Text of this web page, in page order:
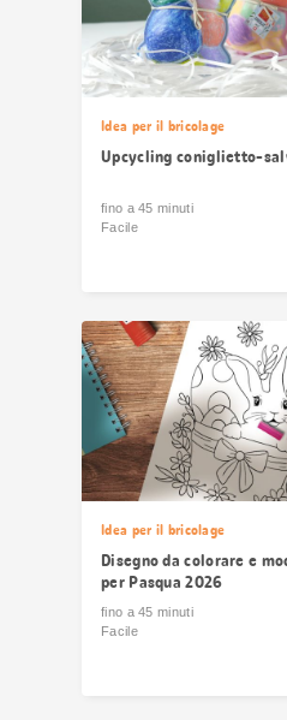
Idea per il bricolage
Upcycling coniglietto-
fino a 45 minuti
Facile
Idea per il bricolage
Disegno da colorare e
per Pasqua 2026
fino a 45 minuti
Facile